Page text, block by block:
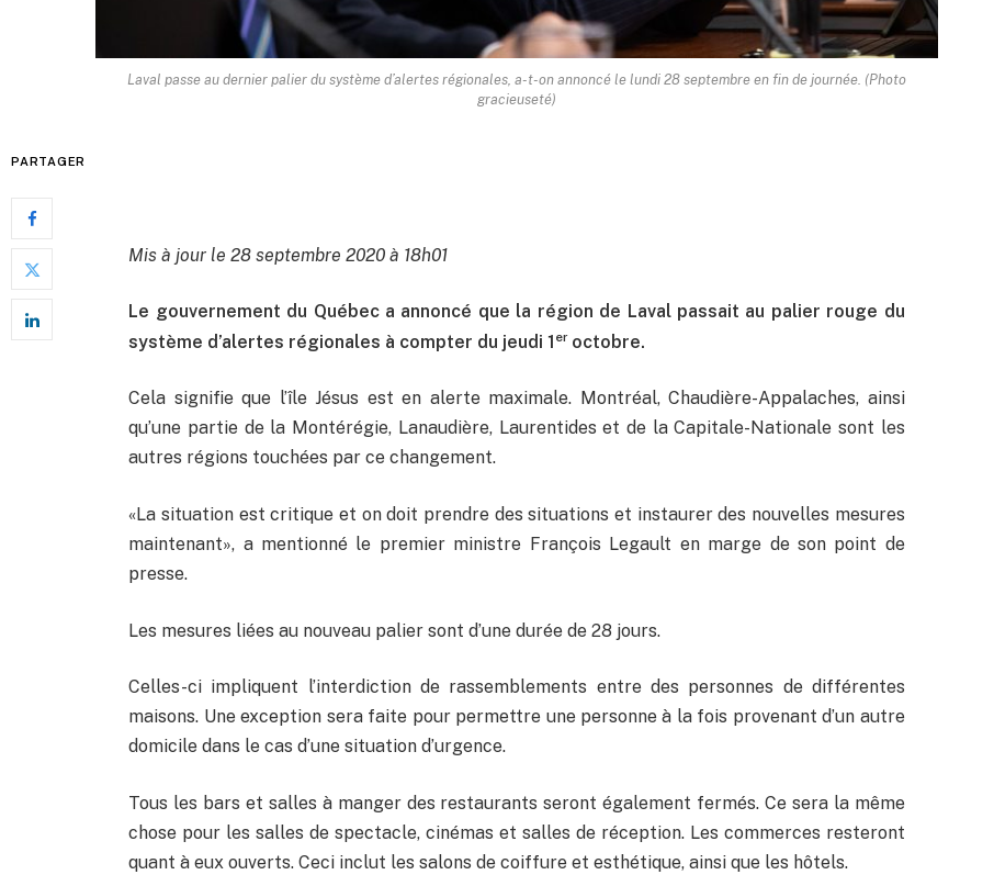
Laval passe au dernier palier du système d’alertes régionales, a-t-on annoncé le lundi 28 septembre en fin de journée. (Photo
gracieuseté)
PARTAGER
Mis à jour le 28 septembre 2020 à 18h01
Le gouvernement du Québec a annoncé que la région de Laval passait au palier rouge du
système d’alertes régionales à compter du jeudi 1 eroctobre.
Cela signifie que l’île Jésus est en alerte maximale. Montréal, Chaudière-Appalaches, ainsi
qu’une partie de la Montérégie, Lanaudière, Laurentides et de la Capitale-Nationale sont les
autres régions touchées par ce changement.
«La situation est critique et on doit prendre des situations et instaurer des nouvelles mesures
maintenant», a mentionné le premier ministre François Legault en marge de son point de
presse.
Les mesures liées au nouveau palier sont d’une durée de 28 jours.
Celles-ci impliquent l’interdiction de rassemblements entre des personnes de différentes
maisons. Une exception sera faite pour permettre une personne à la fois provenant d’un autre
domicile dans le cas d’une situation d’urgence.
Tous les bars et salles à manger des restaurants seront également fermés. Ce sera la même
chose pour les salles de spectacle, cinémas et salles de réception. Les commerces resteront
quant à eux ouverts. Ceci inclut les salons de coiffure et esthétique, ainsi que les hôtels.